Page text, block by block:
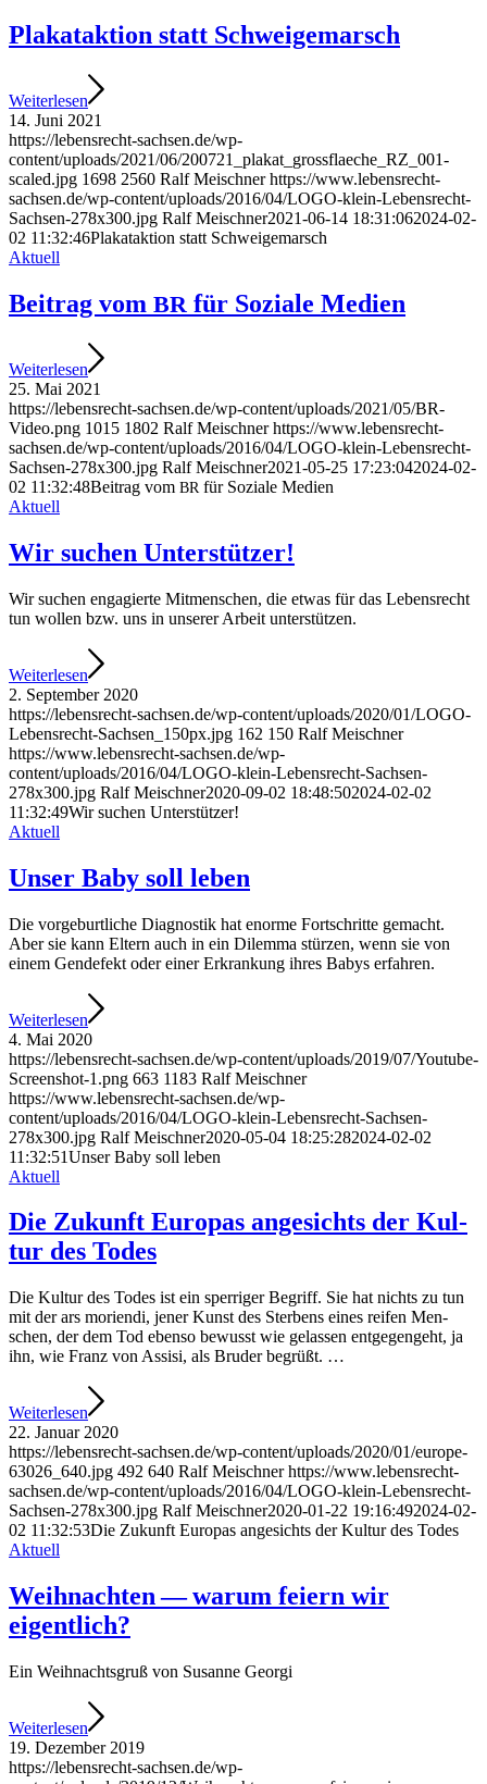
Pla­kat­ak­ti­on statt Schweigemarsch
Wei­ter­le­sen
14. Juni 2021
https://lebensrecht-sachsen.de/wp-
content/uploads/2021/06/200721_plakat_grossflaeche_RZ_001-
scaled.jpg 1698 2560 Ralf Meischner https://www.lebensrecht-
sachsen.de/wp-content/uploads/2016/04/LOGO-klein-Lebensrecht-
Sachsen-278x300.jpg Ralf Meischner2021-06-14 18:31:062024-02-
02 11:32:46Pla­kat­ak­ti­on statt Schweigemarsch
Aktuell
Bei­trag vom BR für Sozia­le Medien
Wei­ter­le­sen
25. Mai 2021
https://lebensrecht-sachsen.de/wp-content/uploads/2021/05/BR-
Video.png 1015 1802 Ralf Meischner https://www.lebensrecht-
sachsen.de/wp-content/uploads/2016/04/LOGO-klein-Lebensrecht-
Sachsen-278x300.jpg Ralf Meischner2021-05-25 17:23:042024-02-
02 11:32:48Bei­trag vom BR für Sozia­le Medien
Aktuell
Wir suchen Unterstützer!
Wir suchen enga­gier­te Mit­men­schen, die etwas für das Lebens­recht
tun wol­len bzw. uns in unse­rer Arbeit unterstützen.
Wei­ter­le­sen
2. September 2020
https://lebensrecht-sachsen.de/wp-content/uploads/2020/01/LOGO-
Lebensrecht-Sachsen_150px.jpg 162 150 Ralf Meischner
https://www.lebensrecht-sachsen.de/wp-
content/uploads/2016/04/LOGO-klein-Lebensrecht-Sachsen-
278x300.jpg Ralf Meischner2020-09-02 18:48:502024-02-02
11:32:49Wir suchen Unterstützer!
Aktuell
Unser Baby soll leben
Die vor­ge­burt­li­che Dia­gnos­tik hat enor­me Fort­schrit­te gemacht.
Aber sie kann Eltern auch in ein Dilem­ma stür­zen, wenn sie von
einem Gen­de­fekt oder einer Erkran­kung ihres Babys erfahren.
Wei­ter­le­sen
4. Mai 2020
https://lebensrecht-sachsen.de/wp-content/uploads/2019/07/Youtube-
Screenshot-1.png 663 1183 Ralf Meischner
https://www.lebensrecht-sachsen.de/wp-
content/uploads/2016/04/LOGO-klein-Lebensrecht-Sachsen-
278x300.jpg Ralf Meischner2020-05-04 18:25:282024-02-02
11:32:51Unser Baby soll leben
Aktuell
Die Zukunft Euro­pas ange­sichts der Kul­
tur des Todes
Die Kul­tur des Todes ist ein sper­ri­ger Begriff. Sie hat nichts zu tun
mit der ars mori­en­di, jener Kunst des Ster­bens eines rei­fen Men­
schen, der dem Tod eben­so bewusst wie gelas­sen ent­ge­gen­geht, ja
ihn, wie Franz von Assi­si, als Bru­der begrüßt. …
Wei­ter­le­sen
22. Januar 2020
https://lebensrecht-sachsen.de/wp-content/uploads/2020/01/europe-
63026_640.jpg 492 640 Ralf Meischner https://www.lebensrecht-
sachsen.de/wp-content/uploads/2016/04/LOGO-klein-Lebensrecht-
Sachsen-278x300.jpg Ralf Meischner2020-01-22 19:16:492024-02-
02 11:32:53Die Zukunft Euro­pas ange­sichts der Kul­tur des Todes
Aktuell
Weih­nach­ten — war­um fei­ern wir
eigentlich?
Ein Weih­nachts­gruß von Susan­ne Georgi
Wei­ter­le­sen
19. Dezember 2019
https://lebensrecht-sachsen.de/wp-